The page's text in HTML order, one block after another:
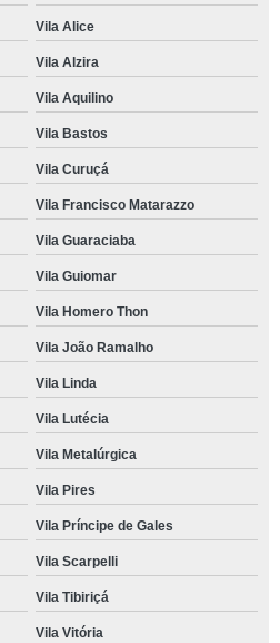
Vila Alice
Vila Alzira
Vila Aquilino
Vila Bastos
Vila Curuçá
Vila Francisco Matarazzo
Vila Guaraciaba
Vila Guiomar
Vila Homero Thon
Vila João Ramalho
Vila Linda
Vila Lutécia
Vila Metalúrgica
Vila Pires
Vila Príncipe de Gales
Vila Scarpelli
Vila Tibiriçá
Vila Vitória